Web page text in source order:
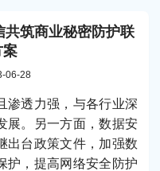
筑商业秘密防护联
案
06-28
渗透力强，与各行业深
展。另一方面，数据安
出台政策文件，加强数
护，提高网络安全防护